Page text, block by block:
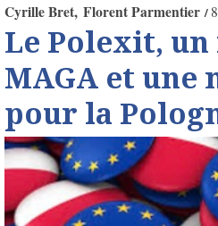
Cyrille Bret Florent Parmentier
Le Polexit, un
MAGA et une
pour la